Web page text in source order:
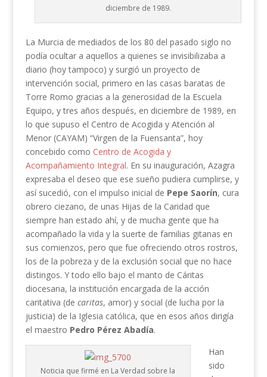
diciembre de 1989.
La Murcia de mediados de los 80 del pasado siglo no
podía ocultar a aquellos a quienes se invisibilizaba a
diario (hoy tampoco) y surgió un proyecto de
intervención social, primero en las casas baratas de
Torre Romo gracias a la generosidad de la Escuela
Equipo, y tres años después, en diciembre de 1989, en
lo que supuso el Centro de Acogida y Atención al
Menor (CAYAM) “Virgen de la Fuensanta”, hoy
concebido como Centro de Acogida y
Acompañamiento Integral. En su inauguración, Azagra
expresaba el deseo que ese sueño pudiera cumplirse, y
así sucedió, con el impulso inicial de Pepe Saorín, cura
obrero ciezano, de unas Hijas de la Caridad que
siempre han estado ahí, y de mucha gente que ha
acompañado la vida y la suerte de familias gitanas en
sus comienzos, pero que fue ofreciendo otros rostros,
los de la pobreza y de la exclusión social que no hace
distingos. Y todo ello bajo el manto de Cáritas
diocesana, la institución encargada de la acción
caritativa (de caritas, amor) y social (de lucha por la
justicia) de la Iglesia católica, que en esos años dirigía
el maestro Pedro Pérez Abadía.
Noticia que firmé en La Verdad sobre la
Han
sido